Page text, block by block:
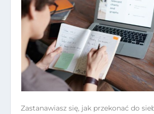
Zastanawiasz się, jak przekonać do